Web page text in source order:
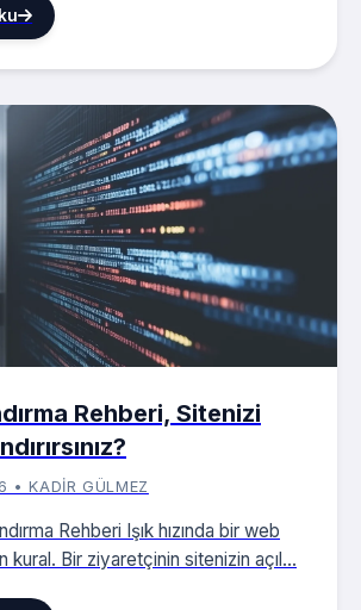
Rehberi, Sitenizi
• KADIR GÜLMEZ
Rehberi Işık hızında bir web
kural. Bir ziyaretçinin sitenizin açıl...